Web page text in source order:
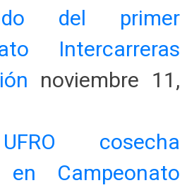
del primer
Intercarreras
noviembre 11,
cosecha
en Campeonato